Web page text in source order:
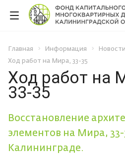
Главная Информация
Новости
Ход работ на Мира, 33-35
Ход работ на
33-35
Восстановление
элементов на Мира, 33-
Калининграде.